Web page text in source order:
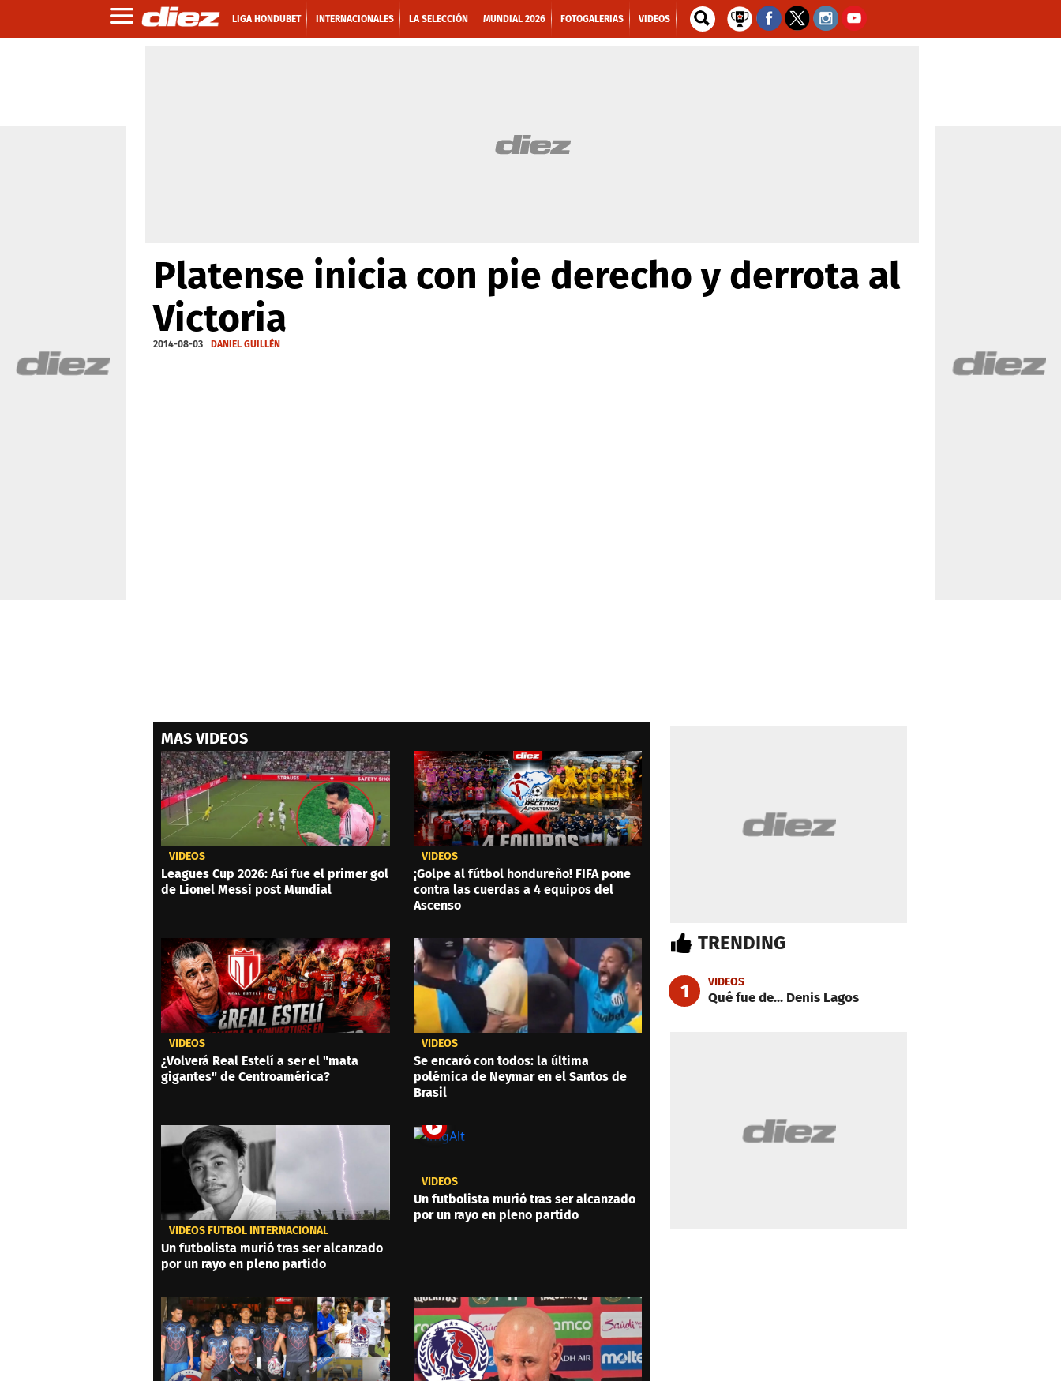
LIGA HONDUBET INTERNACIONALES LA SELECCIÓN MUNDIAL 2026 FOTOGALERIAS VIDEOS
Platense inicia con pie derecho y derrota al
Victoria
2014-08-03 DANIEL GUILLÉN
MAS VIDEOS
VIDEOS
Leagues Cup 2026: Así fue el primer gol
de Lionel Messi post Mundial
VIDEOS
¡Golpe al fútbol hondureño! FIFA pone
contra las cuerdas a 4 equipos del
Ascenso
VIDEOS
¿Volverá Real Estelí a ser el "mata
gigantes" de Centroamérica?
VIDEOS
Se encaró con todos: la última
polémica de Neymar en el Santos de
Brasil
VIDEOS FÚTBOL INTERNACIONAL
Un futbolista murió tras ser alcanzado
por un rayo en pleno partido
VIDEOS
Un futbolista murió tras ser alcanzado
por un rayo en pleno partido
TRENDING
1 VIDEOS
Qué fue de... Denis Lagos